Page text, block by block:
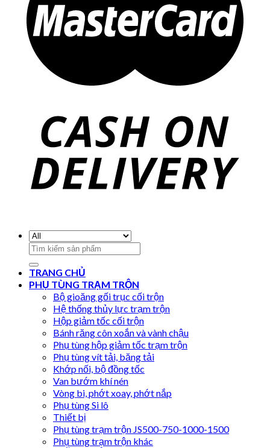
Search
for:
TRANG CHỦ
PHỤ TÙNG TRẠM TRỘN
Bộ gioăng gối trục cối trộn
Hệ thống thủy lực trạm trộn
Hộp giảm tốc cối trộn
Bánh răng côn xoắn và vành chậu
Phụ tùng hộp giảm tốc trạm trộn
Phụ tùng vít tải, băng tải
Khớp nối, bộ đồng tốc
Van bướm khí nén
Vòng bi, phớt xoay, phớt nắp
Phụ tùng Si lô
Thiết bị
Phụ tùng trạm trộn JS500-750-1000-1500
Phụ tùng trạm trộn khác